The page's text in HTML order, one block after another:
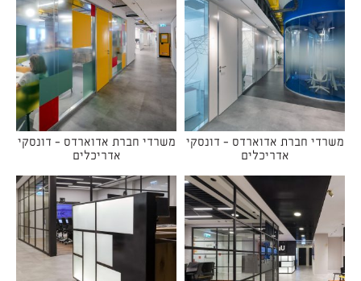
משרדי חברת אדוארדס - דונסקי
אדריכלים
משרדי חברת אדוארדס - דונסקי
אדריכלים